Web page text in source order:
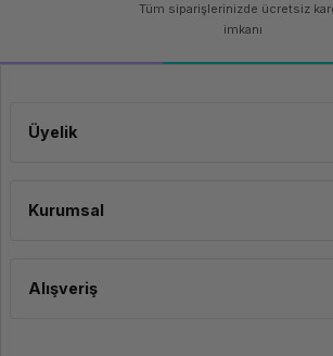
Tüm siparişlerinizde ücretsiz
imkanı
Üyelik
Kurumsal
Alışveriş